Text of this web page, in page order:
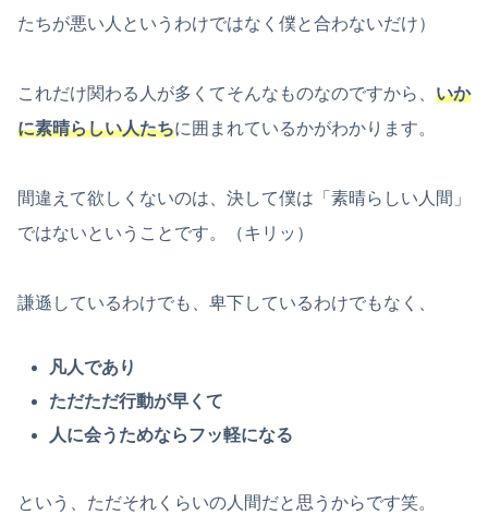
たちが悪い人というわけではなく僕と合わないだけ）
これだけ関わる人が多くてそんなものなのですから、 いか
に素晴らしい人たちに囲まれているかがわかります。
間違えて欲しくないのは、決して僕は「素晴らしい人間」
ではないということです。（キリッ）
謙遜しているわけでも、卑下しているわけでもなく、
凡人であり
ただただ行動が早くて
人に会うためならフッ軽になる
という、ただそれくらいの人間だと思うからです笑。